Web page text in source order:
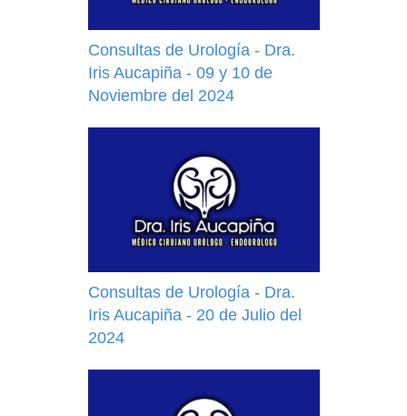
Consultas de Urología - Dra.
Iris Aucapiña - 09 y 10 de
Noviembre del 2024
Consultas de Urología - Dra.
Iris Aucapiña - 20 de Julio del
2024